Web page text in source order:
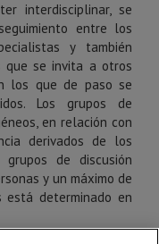
interdisciplinar, se
entre los
y también
que se invita a otros
los que de paso se
Los grupos de
en relación con
derivados de los
de discusión
y un máximo de
determinado en